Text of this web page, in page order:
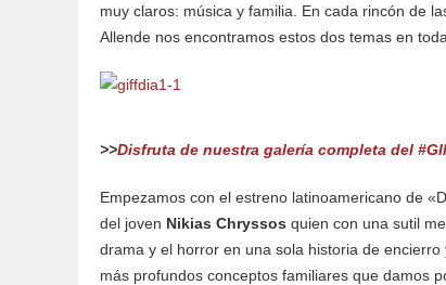
muy claros: música y familia. En cada rincón de
Allende nos encontramos estos dos temas en
>>Disfruta de nuestra galería completa del
Empezamos con el estreno latinoamericano de
del joven Nikias Chryssos quien con una sutil
drama y el horror en una sola historia de
más profundos conceptos familiares que damos